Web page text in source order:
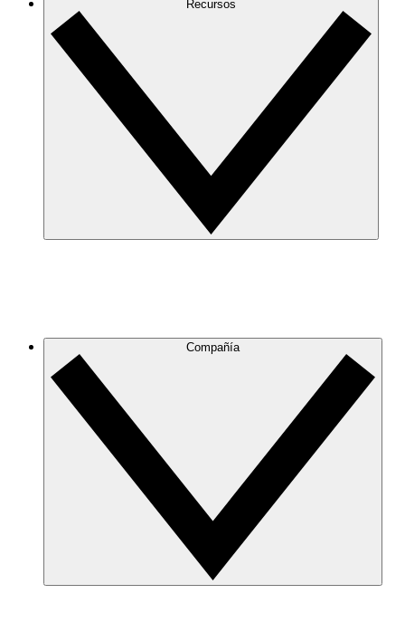
Recursos
Compañía